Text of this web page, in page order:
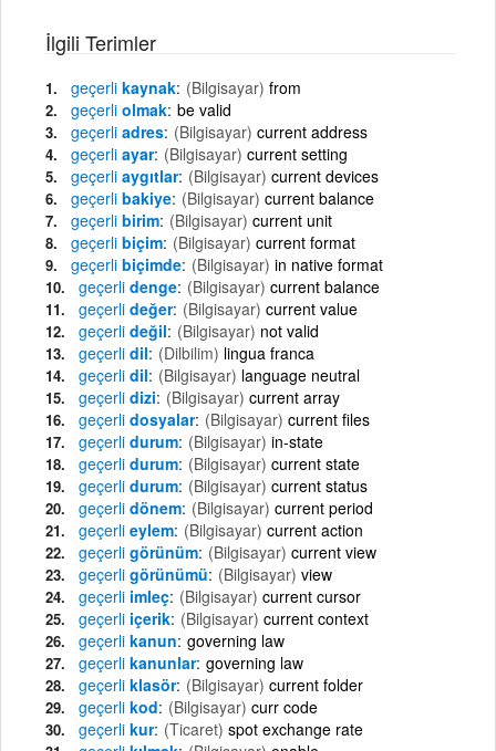
İlgili Terimler
geçerli kaynak (Bilgisayar) from
geçerli olmak be valid
geçerli adres (Bilgisayar) current address
geçerli ayar (Bilgisayar) current setting
geçerli aygıtlar (Bilgisayar) current devices
geçerli bakiye (Bilgisayar) current balance
geçerli birim (Bilgisayar) current unit
geçerli biçim (Bilgisayar) current format
geçerli biçimde (Bilgisayar) in native format
geçerli denge (Bilgisayar) current balance
geçerli değer (Bilgisayar) current value
geçerli değil (Bilgisayar) not valid
geçerli dil (Dilbilim) lingua franca
geçerli dil (Bilgisayar) language neutral
geçerli dizi (Bilgisayar) current array
geçerli dosyalar (Bilgisayar) current files
geçerli durum (Bilgisayar) in-state
geçerli durum (Bilgisayar) current state
geçerli durum (Bilgisayar) current status
geçerli dönem (Bilgisayar) current period
geçerli eylem (Bilgisayar) current action
geçerli görünüm (Bilgisayar) current view
geçerli görünümü (Bilgisayar) view
geçerli imleç (Bilgisayar) current cursor
geçerli içerik (Bilgisayar) current context
geçerli kanun governing law
geçerli kanunlar governing law
geçerli klasör (Bilgisayar) current folder
geçerli kod (Bilgisayar) curr code
geçerli kur (Ticaret) spot exchange rate